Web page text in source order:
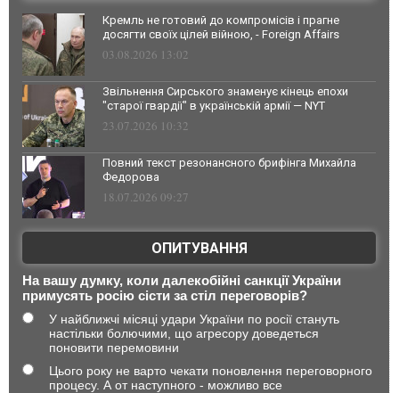
Кремль не готовий до компромісів і прагне
досягти своїх цілей війною, - Foreign Affairs
03.08.2026 13:02
Звільнення Сирського знаменує кінець епохи
"старої гвардії" в українській армії — NYT
23.07.2026 10:32
Повний текст резонансного брифінга Михайла
Федорова
18.07.2026 09:27
ОПИТУВАННЯ
На вашу думку, коли далекобійні санкції України
примусять росію сісти за стіл переговорів?
У найближчі місяці удари України по росії стануть
настільки болючими, що агресору доведеться
поновити перемовини
Цього року не варто чекати поновлення переговорного
процесу. А от наступного - можливо все